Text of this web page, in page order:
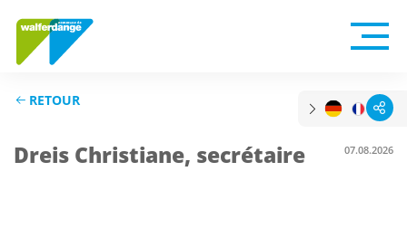
RETOUR
Dreis Christiane, secrétaire 07.08.2026